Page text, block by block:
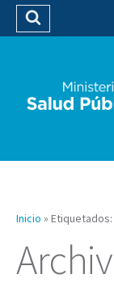
Buscar
Inicio »